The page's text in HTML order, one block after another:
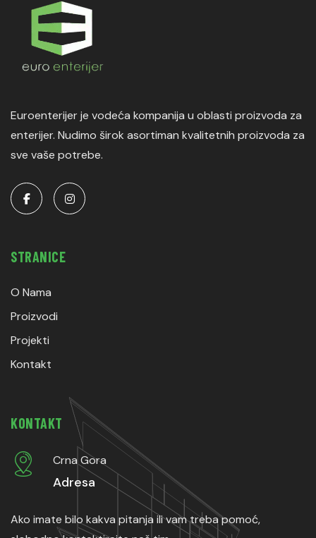
Euroenterijer je vodeća kompanija u oblasti proizvoda za
enterijer. Nudimo širok asortiman kvalitetnih proizvoda za
sve vaše potrebe.
STRANICE
O Nama
Proizvodi
Projekti
Kontakt
KONTAKT
Crna Gora
Adresa
Ako imate bilo kakva pitanja ili vam treba pomoć,